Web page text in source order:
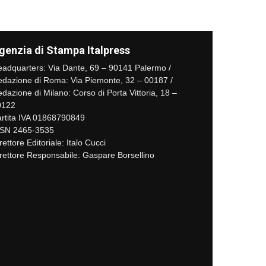
di Stampa Italpress
Via Dante, 69 – 90141 Palermo /
di Roma: Via Piemonte, 32 – 00187 /
di Milano: Corso di Porta Vittoria, 18 –
IVA 01868790849
2465-3535
Editoriale: Italo Cucci
Responsabile: Gaspare Borsellino